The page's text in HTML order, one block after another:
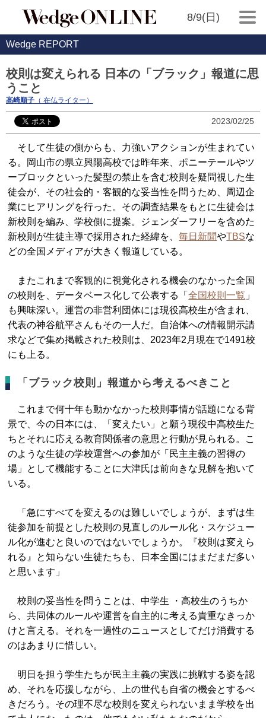
8/9(日)
Wedge REPORT
校則は変えられる 日本の「ブラック」報道に思
うこと
高崎順子 （ 在仏ライター）
2023/02/25
そして生徒の側からも、力強いアクションが生まれてい
る。岡山市の県立興陽高校では昨年来、ポニーテールやツ
ーブロックといった髪型の禁止を含む校則を疑問視した生
徒会が、その社会的・客観的な妥当性を問うため、周辺企
業にヒアリングを行った。その調査結果をもとに生徒会は
新校則を編み、学校側に提案。ジェンダーフリーを含めた
新校則が生徒主導で採用された経緯を、毎日新聞やTBSな
どの全国メディアが大きく報道している。
またこれまで客観的に視覚化される機会のなかった全国
の校則を、データベース化して公表する「全国校則一覧 」
も興味深い。運営の非営利団体には現役高校生が含まれ、
代表の神谷航平さんもその一人だ。自治体への情報開示請
求などで集め掲載された校則は、2023年2月現在で1491校
にも上る。
「ブラック校則」報道から考えるべきこと
これまで何十年も動かなかった校則事情が話題になる背
景で、今の日本には、「変えたい」と願う現役中高校生た
ちとそれに応える教育関係者の意思と行動が見られる。こ
のような生徒の学校運営への参加が「民主主義の習得の
場」として機能することに大津氏は前向きな見解を抱いて
いる。
「急にすべてを変えるのは難しいでしょうが、まずは生
徒参加を前提とした校則の見直しのルール化・スケジュー
ル化が進むと良いのではないでしょうか。『校則は変えら
れる』と知らない生徒たちも、日本全国にはまだまだ多い
と思います」
校則の妥当性を問うことは、中学生 ・高校生のうちか
ら、共同体のルールや運営を自主的に考える貴重なきっか
けと言える。それを一過性のニュースとしてだけ消費する
のはあまりに惜しい。
明日を担う学生たちが民主主義の実践に挑戦する姿を認
め、それを応援しながら、上の世代も自省の機会とするべ
きだろう。その理不尽な校則を変えられないまま学校を出